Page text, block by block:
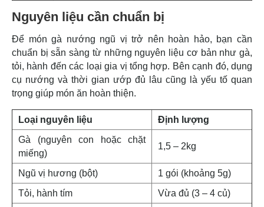
Nguyên liệu cần chuẩn bị
Để món gà nướng ngũ vị trở nên hoàn hảo, bạn cần
chuẩn bị sẵn sàng từ những nguyên liệu cơ bản như gà,
tỏi, hành đến các loại gia vị tổng hợp. Bên cạnh đó, dụng
cụ nướng và thời gian ướp đủ lâu cũng là yếu tố quan
trọng giúp món ăn hoàn thiện.
Loại nguyên liệu
Định lượng
Gà (nguyên con hoặc chặt
miếng)
1,5 – 2kg
Ngũ vị hương (bột)
1 gói (khoảng 5g)
Tỏi, hành tím
Vừa đủ (3 – 4 củ)